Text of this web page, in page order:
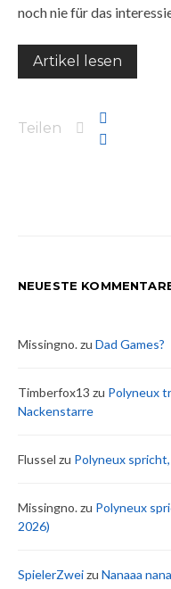
noch nie für das
Artikel lesen
Teilen
NEUESTE
Missingno.zu Dad Games?
Timberfox13 zu Polyneux
Nackenstarre
Flussel zu Polyneux
Missingno.zu Polyneux
2026)
SpielerZweizu Nanaaa